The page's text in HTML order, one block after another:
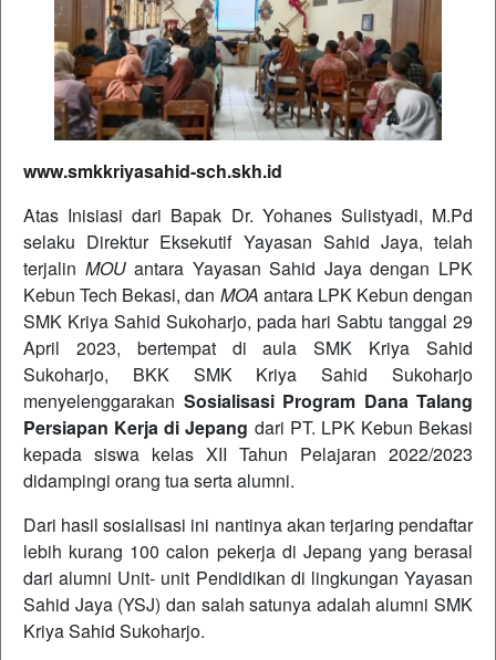
www.smkkriyasahid-sch.skh.id
Atas Inisiasi dari Bapak Dr. Yohanes Sulistyadi, M.Pd
selaku Direktur Eksekutif Yayasan Sahid Jaya, telah
terjalin MOUantara Yayasan Sahid Jaya dengan LPK
Kebun Tech Bekasi, dan MOA antara LPK Kebun dengan
SMK Kriya Sahid Sukoharjo, pada hari Sabtu tanggal 29
April 2023, bertempat di aula SMK Kriya Sahid
Sukoharjo, BKK SMK Kriya Sahid Sukoharjo
menyelenggarakan Sosialisasi Program Dana Talang
Persiapan Kerja di Jepang dari PT. LPK Kebun Bekasi
kepada siswa kelas XII Tahun Pelajaran 2022/2023
didampingi orang tua serta alumni.
Dari hasil sosialisasi ini nantinya akan terjaring pendaftar
lebih kurang 100 calon pekerja di Jepang yang berasal
dari alumni Unit- unit Pendidikan di lingkungan Yayasan
Sahid Jaya (YSJ) dan salah satunya adalah alumni SMK
Kriya Sahid Sukoharjo.